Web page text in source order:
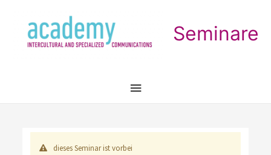
Seminare
Hauptmenü
dieses Seminar ist vorbei